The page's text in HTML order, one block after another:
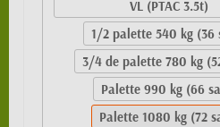
VL (PTAC 3.5t)
1/2 palette 540 kg (36
3/4 de palette 780 kg
Palette 990 kg (66
Palette 1080 kg (72